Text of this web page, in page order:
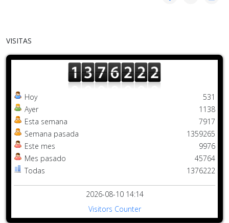
VISITAS
Hoy
Ayer
Esta semana
Semana pasada
Este mes
Mes pasado
Todas
531
1138
7917
1359265
9976
45764
1376222
2026-08-10 14:14
Visitors Counter